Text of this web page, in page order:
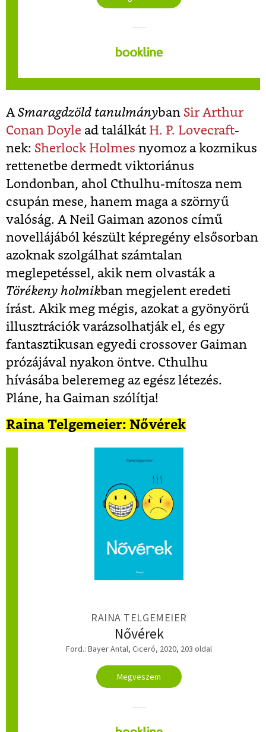
A Smaragdzöld tanulmányban Sir Arthur
Conan Doyle ad találkát H. P. Lovecraft-
nek: Sherlock Holmes nyomoz a kozmikus
rettenetbe dermedt viktoriánus
Londonban, ahol Cthulhu-mítosza nem
csupán mese, hanem maga a szörnyű
valóság. A Neil Gaiman azonos című
novellájából készült képregény elsősorban
azoknak szolgálhat számtalan
meglepetéssel, akik nem olvasták a
Törékeny holmikban megjelent eredeti
írást. Akik meg mégis, azokat a gyönyörű
illusztrációk varázsolhatják el, és egy
fantasztikusan egyedi crossover Gaiman
prózájával nyakon öntve. Cthulhu
hívásába beleremeg az egész létezés.
Pláne, ha Gaiman szólítja!
Raina Telgemeier: Nővérek
RAINA TELGEMEIER
Nővérek
Ford.: Bayer Antal, Ciceró, 2020, 203 oldal
Megveszem